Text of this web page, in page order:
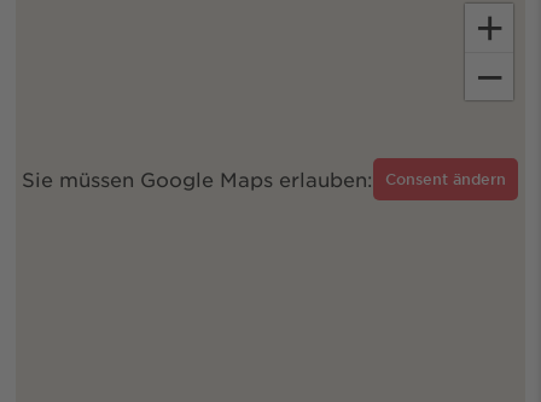
Sie müssen Google Maps erlauben: Consent ändern
+
−